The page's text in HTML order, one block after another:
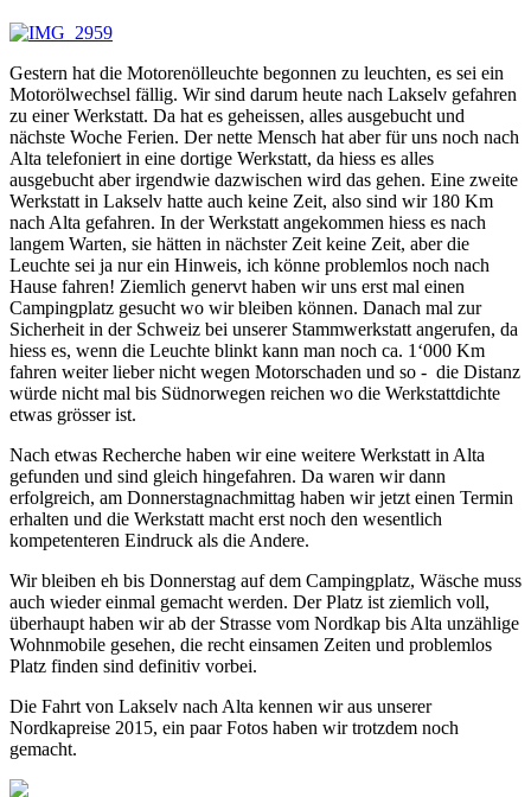
Gestern hat die Motorenölleuchte begonnen zu leuchten, es sei ein
Motorölwechsel fällig. Wir sind darum heute nach Lakselv gefahren
zu einer Werkstatt. Da hat es geheissen, alles ausgebucht und
nächste Woche Ferien. Der nette Mensch hat aber für uns noch nach
Alta telefoniert in eine dortige Werkstatt, da hiess es alles
ausgebucht aber irgendwie dazwischen wird das gehen. Eine zweite
Werkstatt in Lakselv hatte auch keine Zeit, also sind wir 180 Km
nach Alta gefahren. In der Werkstatt angekommen hiess es nach
langem Warten, sie hätten in nächster Zeit keine Zeit, aber die
Leuchte sei ja nur ein Hinweis, ich könne problemlos noch nach
Hause fahren! Ziemlich genervt haben wir uns erst mal einen
Campingplatz gesucht wo wir bleiben können. Danach mal zur
Sicherheit in der Schweiz bei unserer Stammwerkstatt angerufen, da
hiess es, wenn die Leuchte blinkt kann man noch ca. 1‘000 Km
fahren weiter lieber nicht wegen Motorschaden und so - die Distanz
würde nicht mal bis Südnorwegen reichen wo die Werkstattdichte
etwas grösser ist.
Nach etwas Recherche haben wir eine weitere Werkstatt in Alta
gefunden und sind gleich hingefahren. Da waren wir dann
erfolgreich, am Donnerstagnachmittag haben wir jetzt einen Termin
erhalten und die Werkstatt macht erst noch den wesentlich
kompetenteren Eindruck als die Andere.
Wir bleiben eh bis Donnerstag auf dem Campingplatz, Wäsche muss
auch wieder einmal gemacht werden. Der Platz ist ziemlich voll,
überhaupt haben wir ab der Strasse vom Nordkap bis Alta unzählige
Wohnmobile gesehen, die recht einsamen Zeiten und problemlos
Platz finden sind definitiv vorbei.
Die Fahrt von Lakselv nach Alta kennen wir aus unserer
Nordkapreise 2015, ein paar Fotos haben wir trotzdem noch
gemacht.